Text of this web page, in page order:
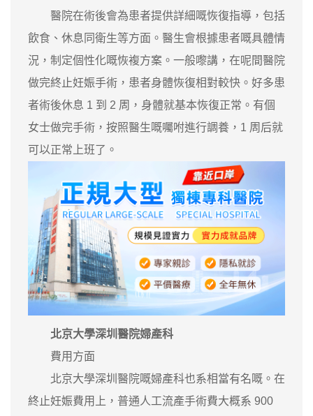
醫院在術後會為患者提供詳細嘅恢復指導，包括
飲食、休息同衛生等方面。醫生會根據患者嘅具體情
況，制定個性化嘅恢複方案。一般嚟講，在呢間醫院
做完終止妊娠手術，患者身體恢復相對較快。好多患
者術後休息 1 到 2 周，身體就基本恢復正常。有個
女士做完手術，按照醫生嘅囑咐進行調養，1 周后就
可以正常上班了。
北京大學深圳醫院婦產科
費用方面
北京大學深圳醫院嘅婦產科也系相當有名嘅。在
終止妊娠費用上，普通人工流產手術費大概系 900